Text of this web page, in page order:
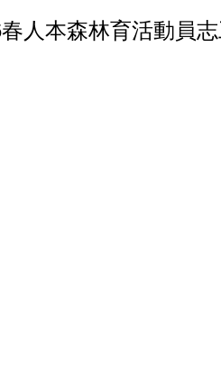
人本森林育活動員志